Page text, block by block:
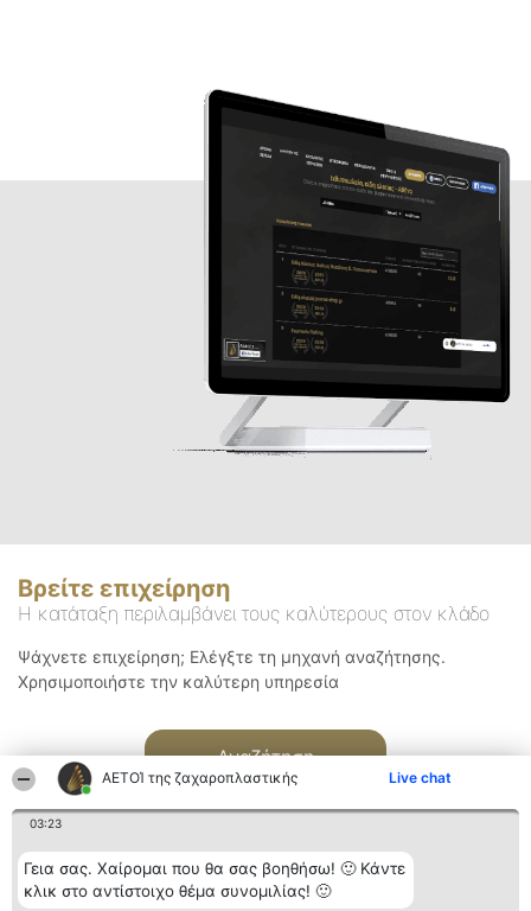
ΑΕΤΟΊ της ζαχαροπλαστικής Live chat
03:23
Γεια σας. Χαίρομαι που θα σας βοηθήσω! 🙂 Κάντε
κλικ στο αντίστοιχο θέμα συνομιλίας! 🙂
Βρείτε επιχείρηση
Η κατάταξη περιλαμβάνει τους καλύτερους στον κλάδο
Ψάχνετε επιχείρηση; Ελέγξτε τη μηχανή αναζήτησης.
Χρησιμοποιήστε την καλύτερη υπηρεσία
Αναζήτηση